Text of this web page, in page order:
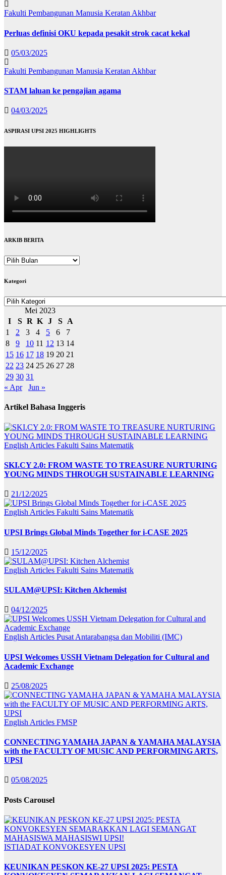
Fakulti Pembangunan Manusia Keratan Akhbar
Perluas definisi OKU kepada pesakit strok cacat kekal
05/03/2025
Fakulti Pembangunan Manusia Keratan Akhbar
STAM laluan ke pengajian agama
04/03/2025
ASPIRASI UPSI 2025 HIGHLIGHTS
ARKIB BERITA
ARKIB
Kategori
Kategori
Mei 2023
I
S R K J S
A
1
2 3 4 5 6
7
8
9 10 11 12 13 14
15 16 17 18 19 20 21
22 23 24 25 26 27 28
29 30 31
« Apr
Jun »
Artikel Bahasa Inggeris
English Articles Fakulti Sains Matematik
SKI.CY 2.0: FROM WASTE TO TREASURE NURTURING
YOUNG MINDS THROUGH SUSTAINABLE LEARNING
21/12/2025
English Articles Fakulti Sains Matematik
UPSI Brings Global Minds Together for i-CASE 2025
15/12/2025
English Articles Fakulti Sains Matematik
SULAM@UPSI: Kitchen Alchemist
04/12/2025
English Articles Pusat Antarabangsa dan Mobiliti (IMC)
UPSI Welcomes USSH Vietnam Delegation for Cultural and
Academic Exchange
25/08/2025
English Articles FMSP
CONNECTING YAMAHA JAPAN & YAMAHA MALAYSIA
with the FACULTY OF MUSIC AND PERFORMING ARTS,
UPSI
05/08/2025
Posts Carousel
ISTIADAT KONVOKESYEN UPSI
KEUNIKAN PESKON KE-27 UPSI 2025: PESTA